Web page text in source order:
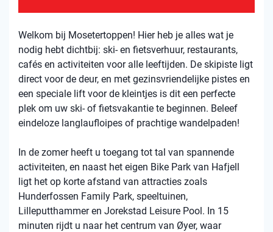
Welkom bij Mosetertoppen! Hier heb je alles wat je
nodig hebt dichtbij: ski- en fietsverhuur, restaurants,
cafés en activiteiten voor alle leeftijden. De skipiste ligt
direct voor de deur, en met gezinsvriendelijke pistes en
een speciale lift voor de kleintjes is dit een perfecte
plek om uw ski- of fietsvakantie te beginnen. Beleef
eindeloze langlaufloipes of prachtige wandelpaden!
In de zomer heeft u toegang tot tal van spannende
activiteiten, en naast het eigen Bike Park van Hafjell
ligt het op korte afstand van attracties zoals
Hunderfossen Family Park, speeltuinen,
Lilleputthammer en Jorekstad Leisure Pool. In 15
minuten rijdt u naar het centrum van Øyer, waar